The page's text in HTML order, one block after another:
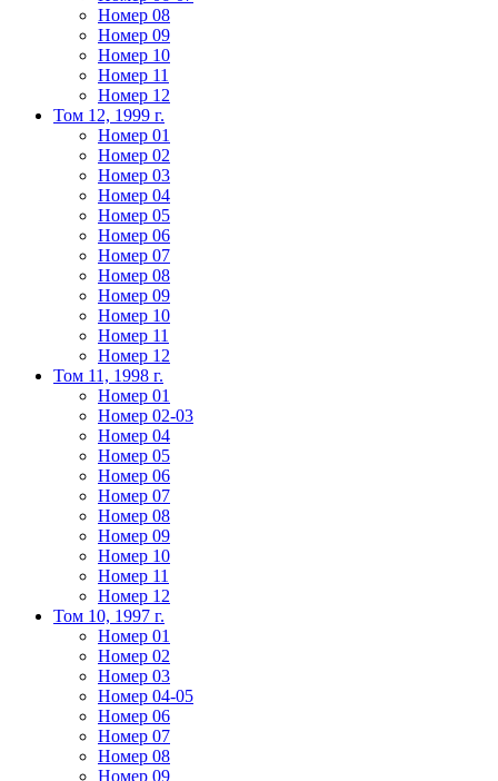
Номер 08
Номер 09
Номер 10
Номер 11
Номер 12
Том 12, 1999 г.
Номер 01
Номер 02
Номер 03
Номер 04
Номер 05
Номер 06
Номер 07
Номер 08
Номер 09
Номер 10
Номер 11
Номер 12
Том 11, 1998 г.
Номер 01
Номер 02-03
Номер 04
Номер 05
Номер 06
Номер 07
Номер 08
Номер 09
Номер 10
Номер 11
Номер 12
Том 10, 1997 г.
Номер 01
Номер 02
Номер 03
Номер 04-05
Номер 06
Номер 07
Номер 08
Номер 09